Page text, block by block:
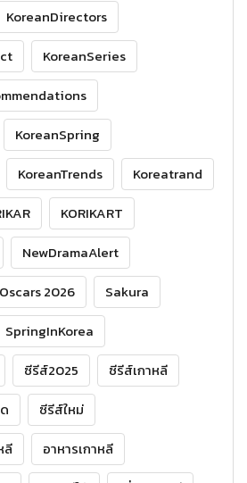
KoreanDirectors
KoreanSeries
KoreanSpring
KoreanTrends
Koreatrand
KORIKART
NewDramaAlert
Oscars 2026
Sakura
SpringInKorea
ซีรีส์2025
ซีรีส์เกาหลี
ซีรีส์ใหม่
ลี
อาหารเกาหลี